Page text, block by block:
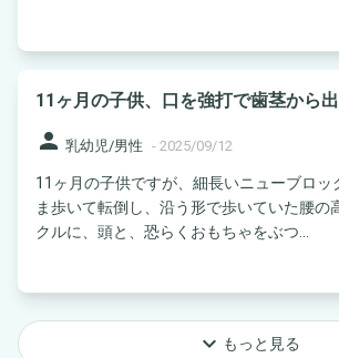
11ヶ月の子供、口を強打で歯茎から
person 乳幼児/男性 - 2025/09/12
11ヶ月の子供ですが、細長いニューブロッ
ま歩いて転倒し、沿う形で歩いていた腰の
クルに、頭と、恐らくおもちゃをぶつ...
keyboard_arrow_down もっと見る